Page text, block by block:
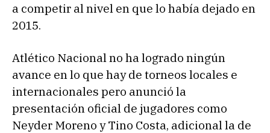
a competir al nivel en que lo había dejado en
2015.
Atlético Nacional no ha logrado ningún
avance en lo que hay de torneos locales e
internacionales pero anunció la
presentación oficial de jugadores como
Neyder Moreno y Tino Costa, adicional la de